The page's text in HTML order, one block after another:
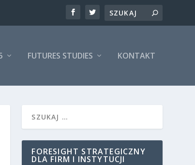
Search
FUTURES STUDIES KONTAKT
FORESIGHT STRATEGICZNY
DLA FIRM I INSTYTUCJI